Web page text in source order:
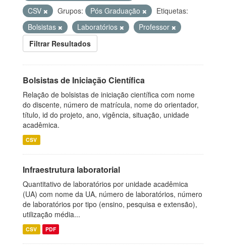
CSV
Grupos: Pós Graduação
Etiquetas:
Bolsistas
Laboratórios
Professor
Filtrar Resultados
Bolsistas de Iniciação Científica
Relação de bolsistas de iniciação científica com nome
do discente, número de matrícula, nome do orientador,
título, id do projeto, ano, vigência, situação, unidade
acadêmica.
CSV
Infraestrutura laboratorial
Quantitativo de laboratórios por unidade acadêmica
(UA) com nome da UA, número de laboratórios, número
de laboratórios por tipo (ensino, pesquisa e extensão),
utilização média...
CSV PDF